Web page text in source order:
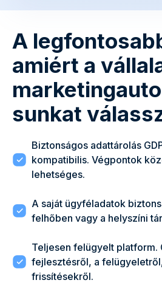
A
amiért a
sunkat
Biztonságos adattárolás
kompatibilis. Végpontok
lehetséges.
A saját ügyféladatok
felhőben vagy a helyszíni
Teljesen felügyelt platform.
fejlesztésről, a
frissítésekről.